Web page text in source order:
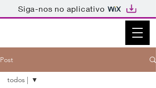
Siga-nos no aplicativo
Post
todos |